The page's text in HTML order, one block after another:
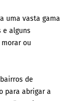
uma vasta gama
e alguns
ou
de
para abrigar a